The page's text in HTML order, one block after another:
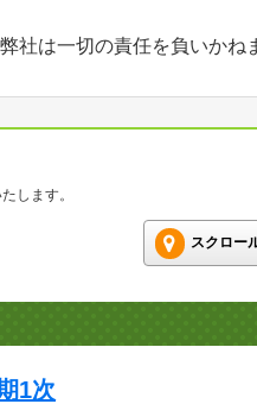
社は一切の責任を負いかね
します。
スクロー
1次